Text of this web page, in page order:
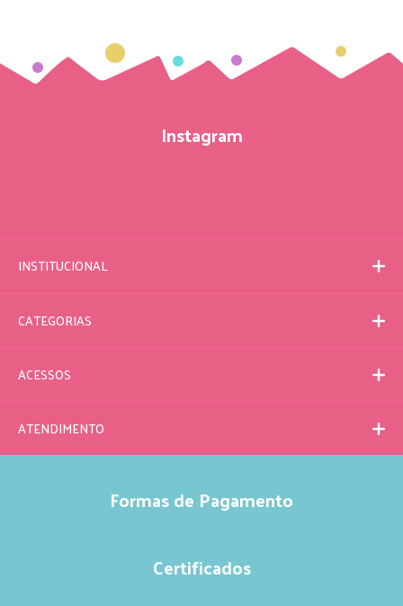
Instagram
INSTITUCIONAL
CATEGORIAS
ACESSOS
ATENDIMENTO
Formas de Pagamento
Certificados